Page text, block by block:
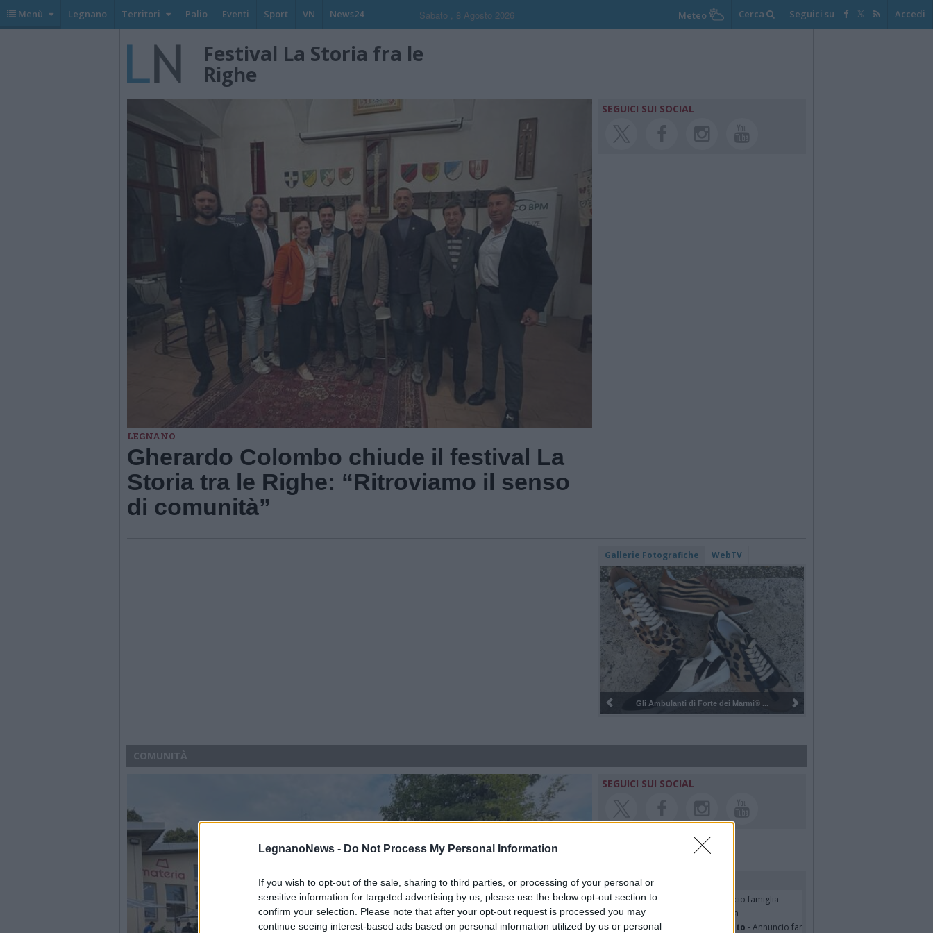
LegnanoNews - Do Not Process My Personal Information
If you wish to opt-out of the sale, sharing to third parties, or processing of your personal or
sensitive information for targeted advertising by us, please use the below opt-out section to
confirm your selection. Please note that after your opt-out request is processed you may
continue seeing interest-based ads based on personal information utilized by us or personal
Menù Legnano Territori Palio Eventi Sport VN News24 Sabato , 8 Agosto 2026 Meteo Cerca Seguici su Accedi
Festival La Storia fra le
Righe
LEGNANO
Gherardo Colombo chiude il festival La
Storia tra le Righe: “Ritroviamo il senso
di comunità”
SEGUICI SUI SOCIAL
Gallerie Fotografiche WebTV
Pulizia del bosco del Rugareto a ...
COMUNITÀ
SEGUICI SUI SOCIAL
Ricordiamo i nostri cari
Nino Pasquale Assetti
- Annuncio famiglia
Mario Pacitti
- Annuncio famiglia
Alverina Martini ved. Cecconato - Annuncio famiglia